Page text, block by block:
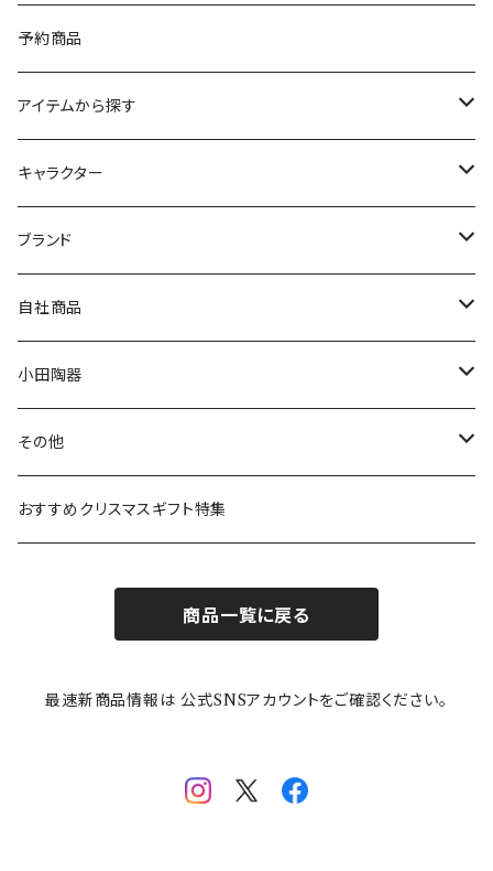
予約商品
アイテムから探す
九谷焼
マグ＆カップ
プレート
ボウル
ガラスウェア
カトラリー
キャラクター
ムーミン
80th記念アイテム
リトルミイの日記念アイテム
MOOMIN ANIMATION
スヌーピー
ピーターラビット
ポケットモンスター
mofusand（モフサンド）
mofsand×日比谷花壇
ブランド
LA AMYS(エミーズ)
LISA LARSON(リサラーソン)
LAURA ASHLEY(ローラ アシュレイ)
Finlayson(フィンレイソン)
HANAE MORI(ハナエモリ)
THE BEATLES(ザ・ビートルズ)
自社商品
ねこ企画
Cecera(セセラ)
CELEC(セレック)
隅切り重箱
小田陶器
さざなみ
吉祥
メイメイウェア
SoSo(ソソ）
その他
リサイクル食器
おすすめクリスマスギフト特集
商品一覧に戻る
最速新商品情報は 公式SNSアカウントをご確認ください。